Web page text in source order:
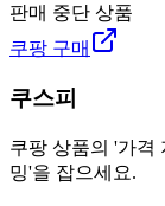
판매 중단 상품
쿠팡 구매
쿠스피
쿠팡 상품의 '가격
밍'을 잡으세요.